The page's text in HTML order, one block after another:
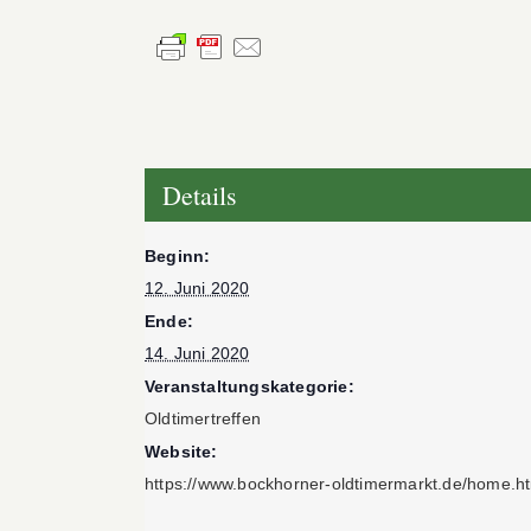
Details
Beginn:
12. Juni 2020
Ende:
14. Juni 2020
Veranstaltungskategorie:
Oldtimertreffen
Website:
https://www.bockhorner-oldtimermarkt.de/